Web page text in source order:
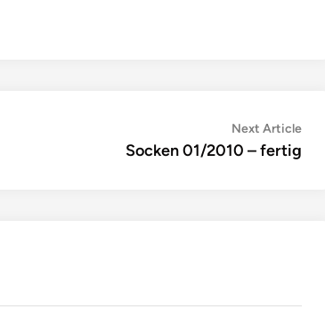
Next ArticleNext
Socken 01/2010 – fertig